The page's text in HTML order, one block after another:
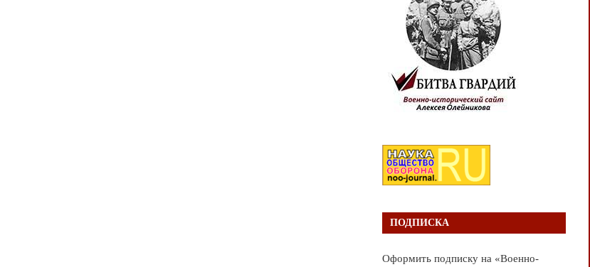
ПОДПИСКА
Оформить подписку на «Военно-